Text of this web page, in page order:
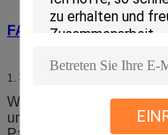
empfangen, ersetzen
FAQ
1. Sind Sie Fabrik oder
Wir sind Fabrik und
unsere Hauptprodukte